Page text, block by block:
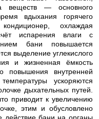
веществ — основного
вдыхания горячего
охлаждая
испарения влаги с
бани повышается
выделение углекислого
и жизненная ёмкость
повышения внутренней
ускоряются
дыхательных путей.
приводит к увеличению
этим и обусловлено